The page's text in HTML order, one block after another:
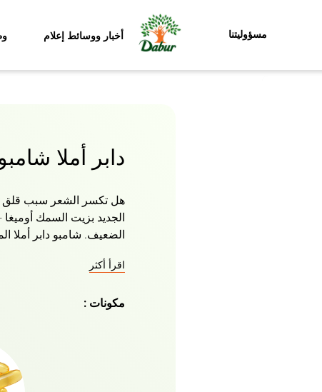
مسؤوليتنا أخبار ووسائط إعلام
دابر أملا
هل تكسر الشعر سبب قلق
الضعيف. شامبو دابر
بشكل كبير. قومي بتقوية
والقوي والكثيف المغذي
اقرأ أكثر
مكونات :